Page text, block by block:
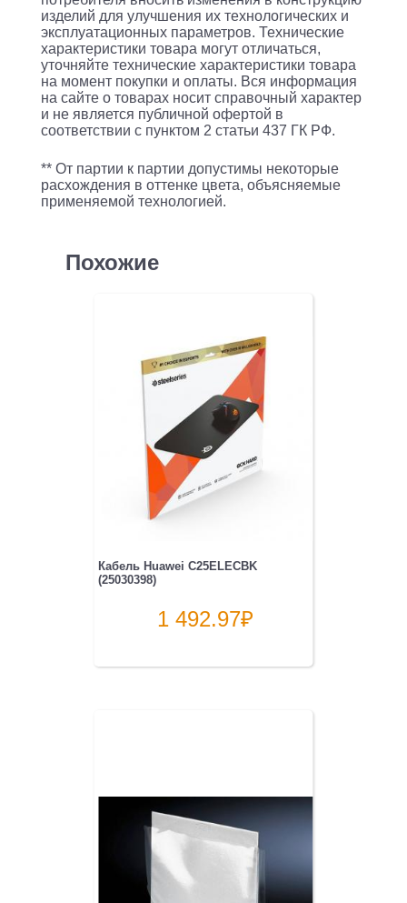
изделий для улучшения их технологических и
эксплуатационных параметров. Технические
характеристики товара могут отличаться,
уточняйте технические характеристики товара
на момент покупки и оплаты. Вся информация
на сайте о товарах носит справочный характер
и не является публичной офертой в
соответствии с пунктом 2 статьи 437 ГК РФ.
** От партии к партии допустимы некоторые
расхождения в оттенке цвета, объясняемые
применяемой технологией.
Похожие
Кабель Huawei C25ELECBK
(25030398)
1 492.97₽